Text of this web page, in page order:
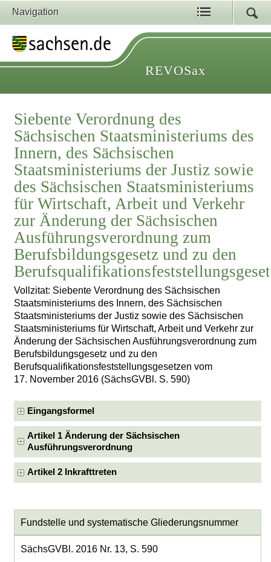
Navigation
REVOSax
Siebente Verordnung des
Sächsischen Staatsministeriums des
Innern, des Sächsischen
Staatsministeriums der Justiz sowie
des Sächsischen Staatsministeriums
für Wirtschaft, Arbeit und Verkehr
zur Änderung der Sächsischen
Ausführungsverordnung zum
Berufsbildungsgesetz und zu den
Vollzitat: Siebente Verordnung des Sächsischen
Staatsministeriums des Innern, des Sächsischen
Staatsministeriums der Justiz sowie des Sächsischen
Staatsministeriums für Wirtschaft, Arbeit und Verkehr zur
Änderung der Sächsischen Ausführungsverordnung zum
Berufsbildungsgesetz und zu den
Berufsqualifikationsfeststellungsgesetzen vom
17. November 2016 (SächsGVBl. S. 590)
Eingangsformel
Artikel 1 Änderung der Sächsischen
Ausführungsverordnung
Artikel 2 Inkrafttreten
Fundstelle und systematische Gliederungsnummer
SächsGVBl. 2016 Nr. 13, S. 590